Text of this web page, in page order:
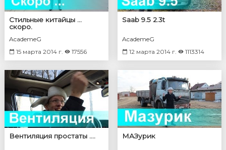
Стильные китайцы ...
скоро.
AcademeG
15 марта 2014 г.
17556
Saab 9.5 2.3t
AcademeG
12 марта 2014 г.
1113314
Вентиляция простаты .... МАЗурик